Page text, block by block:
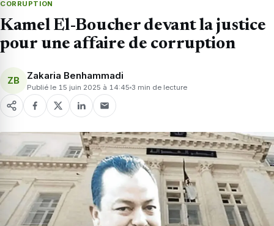
CORRUPTION
Kamel El-Boucher devant la justice
pour une affaire de corruption
ZB Zakaria Benhammadi
Publié le 15 juin 2025 à 14:45 3 min de lecture